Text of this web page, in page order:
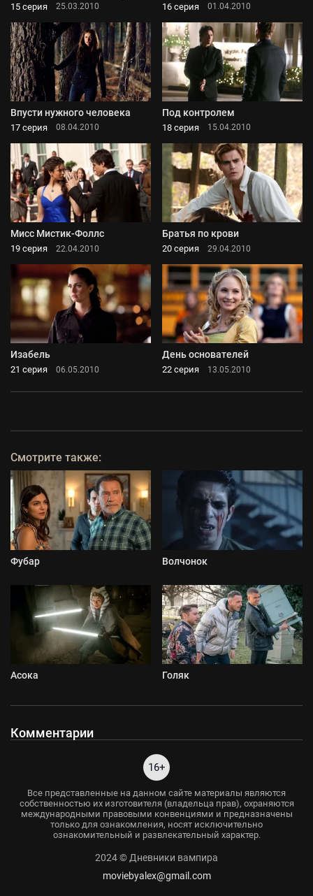
15 серия 25.03.2010 16 серия 01.04.2010
Впусти нужного человека
17 серия 08.04.2010
Под контролем
18 серия 15.04.2010
Мисс Мистик-Фоллс
19 серия 22.04.2010
Братья по крови
20 серия 29.04.2010
Изабель
21 серия 06.05.2010
День основателей
22 серия 13.05.2010
Смотрите также:
Фубар Волчонок
Асока Голяк
Комментарии
16+
Все представленные на данном сайте материалы являются
собственностью их изготовителя (владельца прав), охраняются
международными правовыми конвенциями и предназначены
только для ознакомления, носят исключительно
ознакомительный и развлекательный характер.
2024 © Дневники вампира
moviebyalex@gmail.com